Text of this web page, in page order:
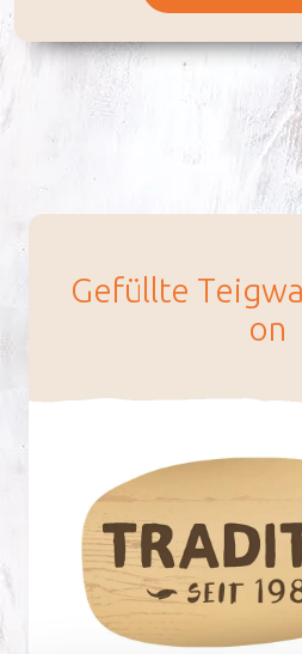
Ge­füll­te
on